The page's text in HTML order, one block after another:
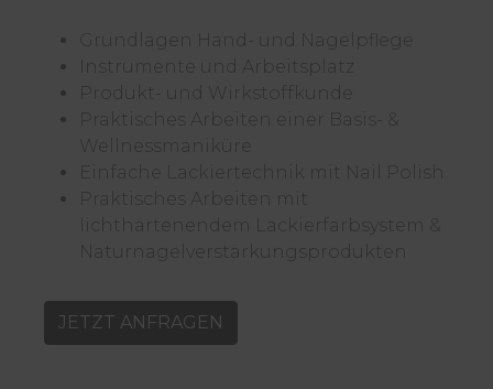
Grundlagen Hand- und Nagelpflege
Instrumente und Arbeitsplatz
Produkt- und Wirkstoffkunde
Praktisches Arbeiten einer Basis- &
Wellnessmaniküre
Einfache Lackiertechnik mit Nail Polish
Praktisches Arbeiten mit
lichthärtenendem Lackierfarbsystem &
Naturnagelverstärkungsprodukten
JETZT ANFRAGEN